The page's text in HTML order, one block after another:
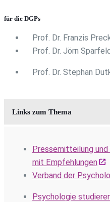
für die DGPs
Prof. Dr. Franzis
Prof. Dr. Jörn
Prof. Dr. Stephan
Links zum Thema
Pressemitteilung
mit Empfehlungen
Verband der
Psychologie